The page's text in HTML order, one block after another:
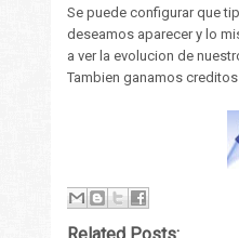
Se puede configurar que
deseamos aparecer y lo
a ver la evolucion de
Tambien ganamos
Related Posts: